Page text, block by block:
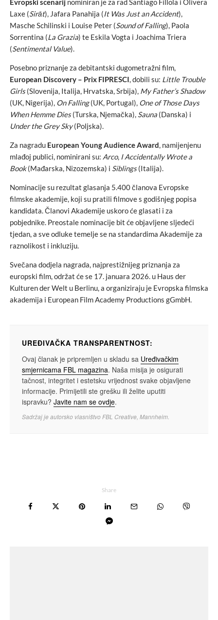
Evropski scenarij nominiran je za rad Santiago Fillola i Olivera
Laxe (Sirāt), Jafara Panahija (It Was Just an Accident),
Masche Schilinski i Louise Peter (Sound of Falling), Paola
Sorrentina (La Grazia) te Eskila Vogta i Joachima Triera
(Sentimental Value).
Posebno priznanje za debitantski dugometražni film,
European Discovery – Prix FIPRESCI, dobili su: Little Trouble
Girls(Slovenija, Italija, Hrvatska, Srbija), My Father’s Shadow
(UK, Nigerija), On Falling(UK, Portugal), One of Those Days
When Hemme Dies(Turska, Njemačka), Sauna (Danska) i
Under the Grey Sky(Poljska).
Za nagradu European Young Audience Award, namijenjenu
mlađoj publici, nominirani su: Arco, I Accidentally Wrote a
Book(Mađarska, Nizozemska) i Siblings(Italija).
Nominacije su rezultat glasanja 5.400 članova Evropske
filmske akademije, koji su pratili filmove s godišnjeg popisa
kandidata. Članovi Akademije uskoro će glasati i za
pobjednike. Preostale nominacije bit će objavljene sljedeći
tjedan, a sve odluke temelje se na standardima Akademije za
raznolikost i inkluziju.
Svečana dodjela nagrada, najprestižnijeg priznanja za
europski film, održat će se 17. januara 2026. u Haus der
Kulturen der Welt u Berlinu, a organiziraju je Evropska filmska
akademija i European Film Academy Productions gGmbH.
UREĐIVAČKA TRANSPARENTNOST:
Ovaj članak je pripremljen u skladu sa Uređivačkim
smjernicama FBL magazina. Naša misija je osigurati
tačnost, integritet i estetsku vrijednost svake objavljene
informacije. Primijetili ste grešku ili želite uputiti
ispravku? Javite nam se ovdje.
Sadržaj je autorsko vlasništvo FBL Creative, Mannheim.
Share